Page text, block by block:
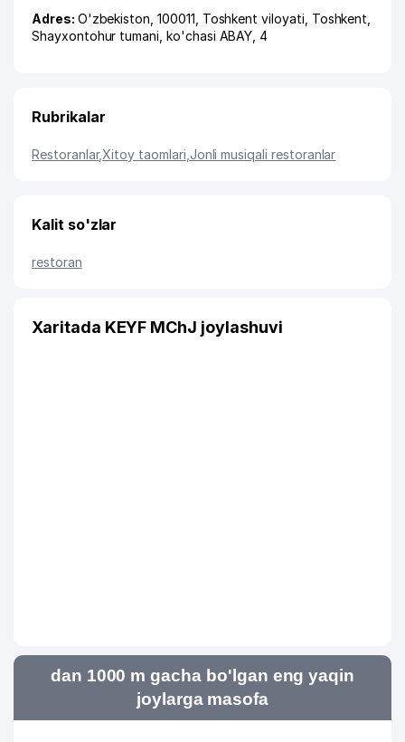
Adres: O'zbekiston, 100011, Toshkent viloyati Toshkent
Shayxontohur tumani ko'chasi ABAY , 4
Rubrikalar
Restoranlar,Xitoy taomlari Jonli musiqali restoranlar
Kalit so'zlar
restoran
Xaritada KEYF MChJ joylashuvi
dan 1000 m gacha bo'lgan eng yaqin
joylarga masofa